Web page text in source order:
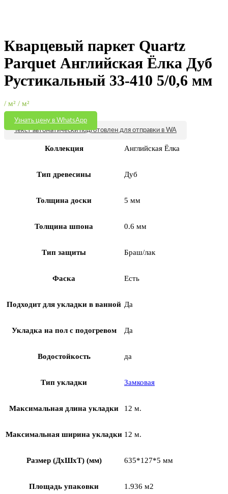
Кварцевый паркет Quartz
Parquet Английская Ёлка Дуб
Рустикальный 33-410 5/0,6 мм
/ м² / м²
Узнать цену в WhatsApp
Текст автоматически подготовлен для отправки в WA
Коллекция Английская Ёлка
Тип древесины Дуб
Толщина доски 5 мм
Толщина шпона 0.6 мм
Тип защиты Браш/лак
Фаска Есть
Подходит для укладки в ванной Да
Укладка на пол c подогревом Да
Водостойкость да
Тип укладки Замковая
Максимальная длина укладки 12 м.
Максимальная ширина укладки 12 м.
Размер (ДхШхТ) (мм) 635*127*5 мм
Площадь упаковки 1.936 м2